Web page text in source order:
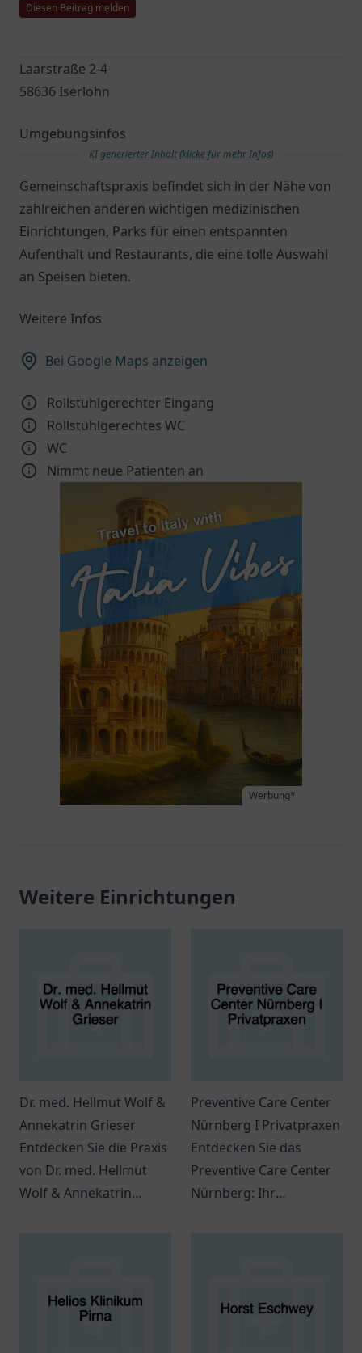
Diesen Beitrag melden
Laarstraße 2-4
58636 Iserlohn
Umgebungsinfos
KI generierter Inhalt (klicke für mehr Infos)
Gemeinschaftspraxis befindet sich in der Nähe von
zahlreichen anderen wichtigen medizinischen
Einrichtungen, Parks für einen entspannten
Aufenthalt und Restaurants, die eine tolle Auswahl
an Speisen bieten.
Weitere Infos
Bei Google Maps anzeigen
Rollstuhlgerechter Eingang
Rollstuhlgerechtes WC
WC
Nimmt neue Patienten an
Werbung*
Weitere Einrichtungen
Dr. med. Hellmut Wolf &
Annekatrin Grieser
Entdecken Sie die Praxis
von Dr. med. Hellmut
Wolf & Annekatrin
Preventive Care Center
Nürnberg I Privatpraxen
Entdecken Sie das
Preventive Care Center
Nürnberg: Ihr
Maßnahmen.